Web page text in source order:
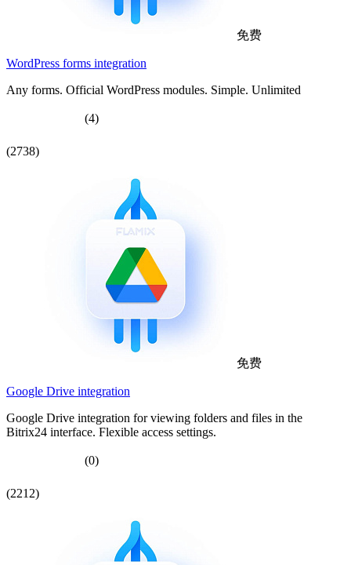
免费
WordPress forms integration
Any forms. Official WordPress modules. Simple. Unlimited
(4)
(2738)
免费
Google Drive integration
Google Drive integration for viewing folders and files in the
Bitrix24 interface. Flexible access settings.
(0)
(2212)